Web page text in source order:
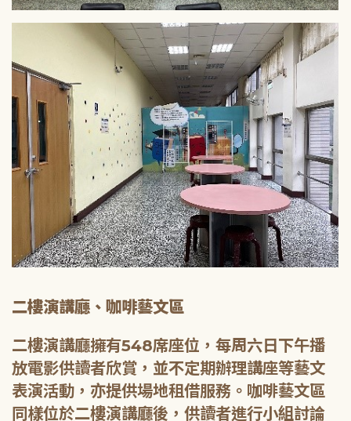
二樓演講廳、咖啡藝文區
二樓演講廳擁有548席座位，每周六日下午播
放電影供讀者欣賞，並不定期辦理講座等藝文
表演活動，亦提供場地租借服務。咖啡藝文區
同樣位於二樓演講廳後，供讀者進行小組討論